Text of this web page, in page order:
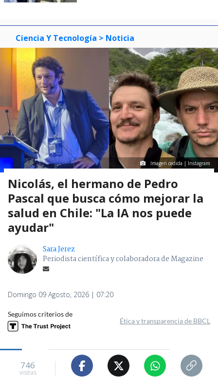
Ciencia Y Tecnología > Noticia
Imagen cedida | Instagram
Nicolás, el hermano de Pedro
Pascal que busca cómo mejorar la
salud en Chile: "La IA nos puede
ayudar"
Sara Jerez
Periodista científica y colaboradora de Magazine
Domingo 09 Agosto, 2026 | 07:20
Seguimos criterios de
Ética y transparencia de BBCL
746
visitas